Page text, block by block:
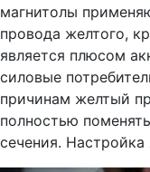
магнитолы
провода желтого,
является плюсом
силовые
причинам желтый
полностью
сечения.